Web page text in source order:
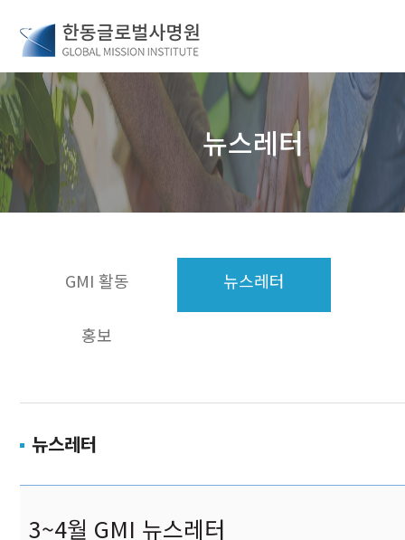
뉴스레터
GMI 활동 뉴스레터
홍보
뉴스레터
3~4월 GMI 뉴스레터